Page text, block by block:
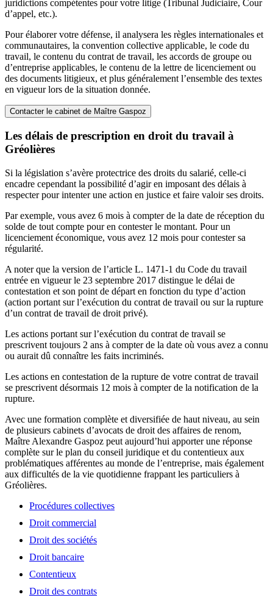
juridictions compétentes pour votre litige (Tribunal Judiciaire, Cour
d’appel, etc.).
Pour élaborer votre défense, il analysera les règles internationales et
communautaires, la convention collective applicable, le code du
travail, le contenu du contrat de travail, les accords de groupe ou
d’entreprise applicables, le contenu de la lettre de licenciement ou
des documents litigieux, et plus généralement l’ensemble des textes
en vigueur lors de la situation donnée.
Contacter le cabinet de Maître Gaspoz
Les délais de prescription en droit du travail à
Gréolières
Si la législation s’avère protectrice des droits du salarié, celle-ci
encadre cependant la possibilité d’agir en imposant des délais à
respecter pour intenter une action en justice et faire valoir ses droits.
Par exemple, vous avez 6 mois à compter de la date de réception du
solde de tout compte pour en contester le montant. Pour un
licenciement économique, vous avez 12 mois pour contester sa
régularité.
A noter que la version de l’article L. 1471-1 du Code du travail
entrée en vigueur le 23 septembre 2017 distingue le délai de
contestation et son point de départ en fonction du type d’action
(action portant sur l’exécution du contrat de travail ou sur la rupture
d’un contrat de travail de droit privé).
Les actions portant sur l’exécution du contrat de travail se
prescrivent toujours 2 ans à compter de la date où vous avez a connu
ou aurait dû connaître les faits incriminés.
Les actions en contestation de la rupture de votre contrat de travail
se prescrivent désormais 12 mois à compter de la notification de la
rupture.
Avec une formation complète et diversifiée de haut niveau, au sein
de plusieurs cabinets d’avocats de droit des affaires de renom,
Maître Alexandre Gaspoz peut aujourd’hui apporter une réponse
complète sur le plan du conseil juridique et du contentieux aux
problématiques afférentes au monde de l’entreprise, mais également
aux difficultés de la vie quotidienne frappant les particuliers à
Gréolières.
Procédures collectives
Droit commercial
Droit des sociétés
Droit bancaire
Contentieux
Droit des contrats